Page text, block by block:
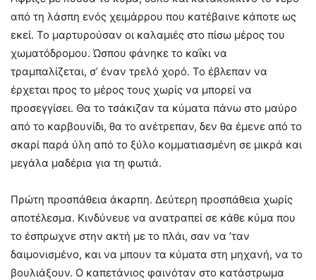
από τη λάσπη ενός χειμάρρου που κατέβαινε κάποτε ως
εκεί. Το μαρτυρούσαν οι καλαμιές στο πίσω μέρος του
χωματόδρομου. Ώσπου φάνηκε το καΐκι να
τραμπαλίζεται, σ’ έναν τρελό χορό. Το έβλεπαν να
έρχεται προς το μέρος τους χωρίς να μπορεί να
προσεγγίσει. Θα το τσάκιζαν τα κύματα πάνω στο μαύρο
από το καρβουνίδι, θα το ανέτρεπαν, δεν θα έμενε από το
σκαρί παρά ύλη από το ξύλο κομματιασμένη σε μικρά και
μεγάλα μαδέρια για τη φωτιά.
Πρώτη προσπάθεια άκαρπη. Δεύτερη προσπάθεια χωρίς
αποτέλεσμα. Κινδύνευε να ανατραπεί σε κάθε κύμα που
το έσπρωχνε στην ακτή με το πλάι, σαν να ’ταν
δαιμονισμένο, και να μπουν τα κύματα στη μηχανή, να το
βουλιάξουν. Ο καπετάνιος φαινόταν στο κατάστρωμα